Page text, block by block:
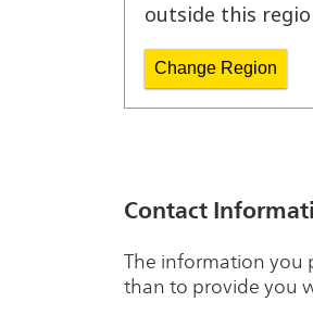
outside this
Change Region